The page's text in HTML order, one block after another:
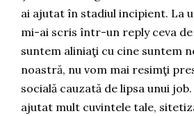
ai ajutat în stadiul incipient. La
mi-ai scris într-un reply ceva de
suntem aliniaţi cu cine suntem
noastră, nu vom mai resimţi
socială cauzată de lipsa unui
ajutat mult cuvintele tale,